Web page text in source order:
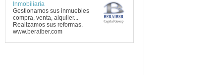
Inmobiliaria
Gestionamos sus inmuebles
compra, venta, alquiler...
Realizamos sus reformas.
www.beraiber.com